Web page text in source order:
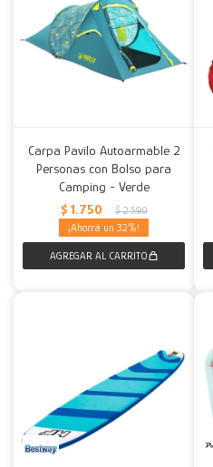
Carpa Pavilo Autoarmable 2
Personas con Bolso para
Camping - Verde
$ 1.750 $ 2.590
32